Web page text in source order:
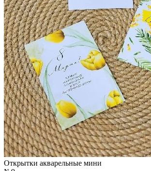
Открытки акварельные мини